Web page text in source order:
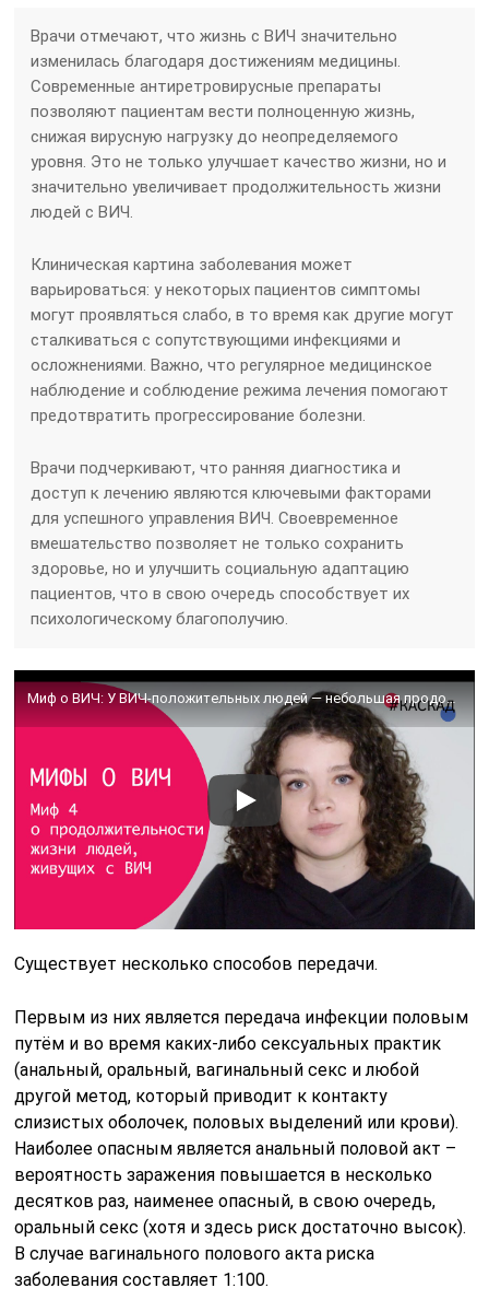
Врачи отмечают, что жизнь с ВИЧ значительно
изменилась благодаря достижениям медицины.
Современные антиретровирусные препараты
позволяют пациентам вести полноценную жизнь,
снижая вирусную нагрузку до неопределяемого
уровня. Это не только улучшает качество жизни, но и
значительно увеличивает продолжительность жизни
людей с ВИЧ.
Клиническая картина заболевания может
варьироваться: у некоторых пациентов симптомы
могут проявляться слабо, в то время как другие могут
сталкиваться с сопутствующими инфекциями и
осложнениями. Важно, что регулярное медицинское
наблюдение и соблюдение режима лечения помогают
предотвратить прогрессирование болезни.
Врачи подчеркивают, что ранняя диагностика и
доступ к лечению являются ключевыми факторами
для успешного управления ВИЧ. Своевременное
вмешательство позволяет не только сохранить
здоровье, но и улучшить социальную адаптацию
пациентов, что в свою очередь способствует их
психологическому благополучию.
Миф о ВИЧ: У ВИЧ-положительных людей — небольшая продолжительность жизни
Существует несколько способов передачи.
Первым из них является передача инфекции половым
путём и во время каких-либо сексуальных практик
(анальный, оральный, вагинальный секс и любой
другой метод, который приводит к контакту
слизистых оболочек, половых выделений или крови).
Наиболее опасным является анальный половой акт –
вероятность заражения повышается в несколько
десятков раз, наименее опасный, в свою очередь,
оральный секс (хотя и здесь риск достаточно высок).
В случае вагинального полового акта риска
заболевания составляет 1:100.